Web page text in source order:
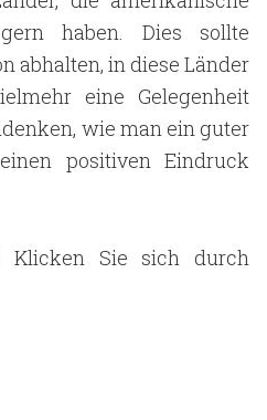
haben. Dies sollte
abhalten, in diese Länder
eine Gelegenheit
wie man ein guter
positiven Eindruck
Klicken Sie sich durch